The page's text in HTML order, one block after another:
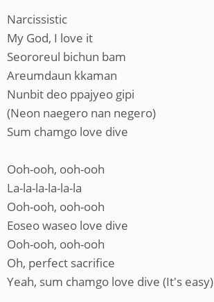
Narcissistic
My God, I love it
Seororeul bichun bam
Areumdaun kkaman
Nunbit deo ppajyeo gipi
(Neon naegero nan negero)
Sum chamgo love dive
Ooh-ooh, ooh-ooh
La-la-la-la-la-la
Ooh-ooh, ooh-ooh
Eoseo waseo love dive
Ooh-ooh, ooh-ooh
Oh, perfect sacrifice
Yeah, sum chamgo love dive (It's easy)